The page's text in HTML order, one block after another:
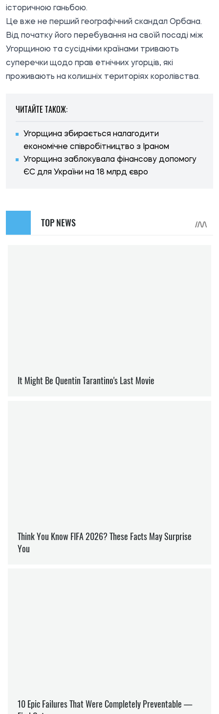
історичною ганьбою.
Це вже не перший географічний скандал Орбана.
Від початку його перебування на своїй посаді між
Угорщиною та сусідніми країнами тривають
суперечки щодо прав етнічних угорців, які
проживають на колишніх територіях королівства.
ЧИТАЙТЕ ТАКОЖ:
Угорщина збирається налагодити
економічне співробітництво з Іраном
Угорщина заблокувала фінансову допомогу
ЄС для України на 18 млрд євро